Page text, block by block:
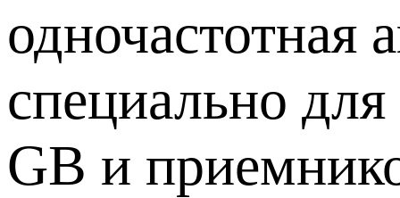
одночастотная
специально
GB и